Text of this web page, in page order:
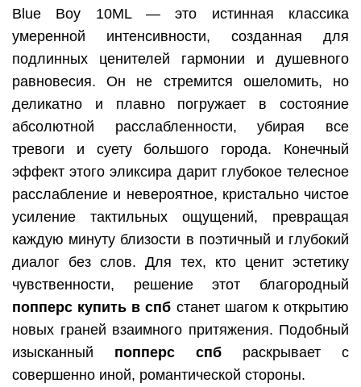
Blue Boy 10ML — это истинная классика
умеренной интенсивности, созданная для
подлинных ценителей гармонии и душевного
равновесия. Он не стремится ошеломить, но
деликатно и плавно погружает в состояние
абсолютной расслабленности, убирая все
тревоги и суету большого города. Конечный
эффект этого эликсира дарит глубокое телесное
расслабление и невероятное, кристально чистое
усиление тактильных ощущений, превращая
каждую минуту близости в поэтичный и глубокий
диалог без слов. Для тех, кто ценит эстетику
чувственности, решение этот благородный
попперс купить в спб станет шагом к открытию
новых граней взаимного притяжения. Подобный
изысканный попперс спб раскрывает с
совершенно иной, романтической стороны.